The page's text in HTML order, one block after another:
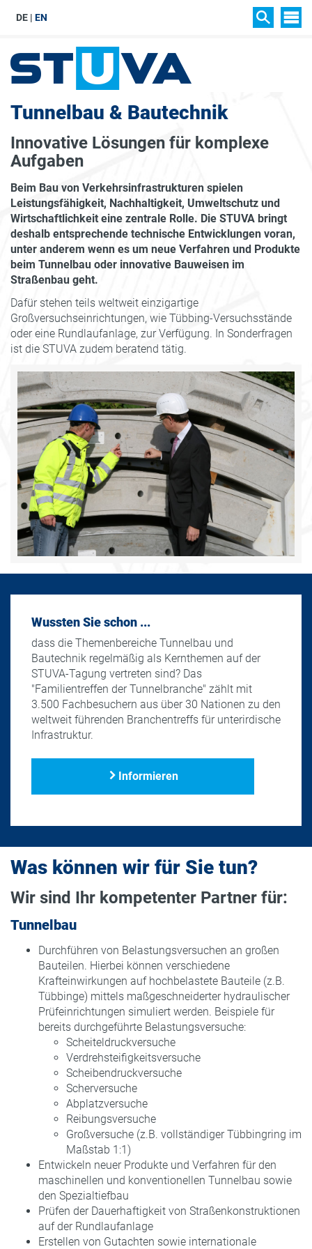
DE EN
Tunnelbau & Bautechnik
Innovative Lösungen für komplexe
Aufgaben
Beim Bau von Verkehrsinfrastrukturen spielen
Leistungsfähigkeit, Nachhaltigkeit, Umweltschutz und
Wirtschaftlichkeit eine zentrale Rolle. Die STUVA bringt
deshalb entsprechende technische Entwicklungen voran,
unter anderem wenn es um neue Verfahren und Produkte
beim Tunnelbau oder innovative Bauweisen im
Straßenbau geht.
Dafür stehen teils weltweit einzigartige
Großversuchseinrichtungen, wie Tübbing-Versuchsstände
oder eine Rundlaufanlage, zur Verfügung. In Sonderfragen
ist die STUVA zudem beratend tätig.
Wussten Sie schon ...
dass die Themenbereiche Tunnelbau und
Bautechnik regelmäßig als Kernthemen auf der
STUVA-Tagung vertreten sind? Das
"Familientreffen der Tunnelbranche" zählt mit
3.500 Fachbesuchern aus über 30 Nationen zu den
weltweit führenden Branchentreffs für unterirdische
Infrastruktur.
Informieren
Was können wir für Sie tun?
Wir sind Ihr kompetenter Partner für:
Tunnelbau
Durchführen von Belastungsversuchen an großen
Bauteilen. Hierbei können verschiedene
Krafteinwirkungen auf hochbelastete Bauteile (z.B.
Tübbinge) mittels maßgeschneiderter hydraulischer
Prüfeinrichtungen simuliert werden. Beispiele für
bereits durchgeführte Belastungsversuche:
Scheiteldruckversuche
Verdrehsteifigkeitsversuche
Scheibendruckversuche
Scherversuche
Abplatzversuche
Reibungsversuche
Großversuche (z.B. vollständiger Tübbingring im
Maßstab 1:1)
Entwickeln neuer Produkte und Verfahren für den
maschinellen und konventionellen Tunnelbau sowie
den Spezialtiefbau
Prüfen der Dauerhaftigkeit von Straßenkonstruktionen
auf der Rundlaufanlage
Erstellen von Gutachten sowie internationale